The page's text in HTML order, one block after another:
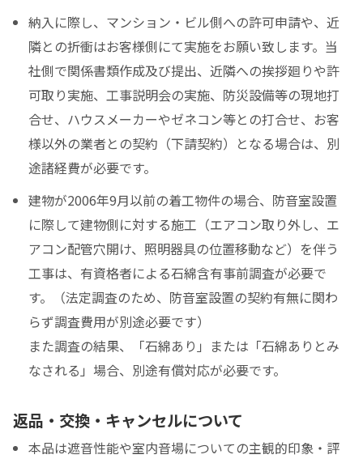
納入に際し、マンション・ビル側への許可申請や、近
隣との折衝はお客様側にて実施をお願い致します。当
社側で関係書類作成及び提出、近隣への挨拶廻りや許
可取り実施、工事説明会の実施、防災設備等の現地打
合せ、ハウスメーカーやゼネコン等との打合せ、お客
様以外の業者との契約（下請契約）となる場合は、別
途諸経費が必要です。
建物が2006年9月以前の着工物件の場合、防音室設置
に際して建物側に対する施工（エアコン取り外し、エ
アコン配管穴開け、照明器具の位置移動など）を伴う
工事は、有資格者による石綿含有事前調査が必要で
す。（法定調査のため、防音室設置の契約有無に関わ
らず調査費用が別途必要です）
また調査の結果、「石綿あり」または「石綿ありとみ
なされる」場合、別途有償対応が必要です。
返品・交換・キャンセルについて
本品は遮音性能や室内音場についての主観的印象・評